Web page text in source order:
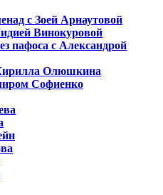
с Зоей Арнаутовой
Винокуровой
пафоса с Александрой
Олюшкина
Софиенко